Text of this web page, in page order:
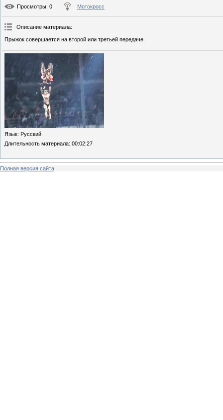
Просмотры: 0 Мотокросс
Описание материала:
Прыжок совершается на второй или третьей передаче.
Язык: Русский
Длительность материала: 00:02:27
Полная версия сайта